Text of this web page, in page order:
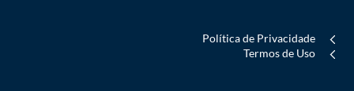
Política de Privacidade
Termos de Uso